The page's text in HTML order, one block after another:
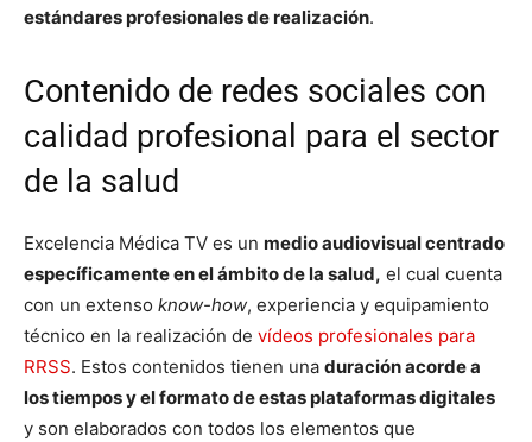
estándares profesionales de realización.
Contenido de redes sociales con
calidad profesional para el sector
de la salud
Excelencia Médica TV es un medio audiovisual centrado
específicamente en el ámbito de la salud, el cual cuenta
con un extenso know-how, experiencia y equipamiento
técnico en la realización de vídeos profesionales para
RRSS. Estos contenidos tienen una duración acorde a
los tiempos y el formato de estas plataformas digitales
y son elaborados con todos los elementos que